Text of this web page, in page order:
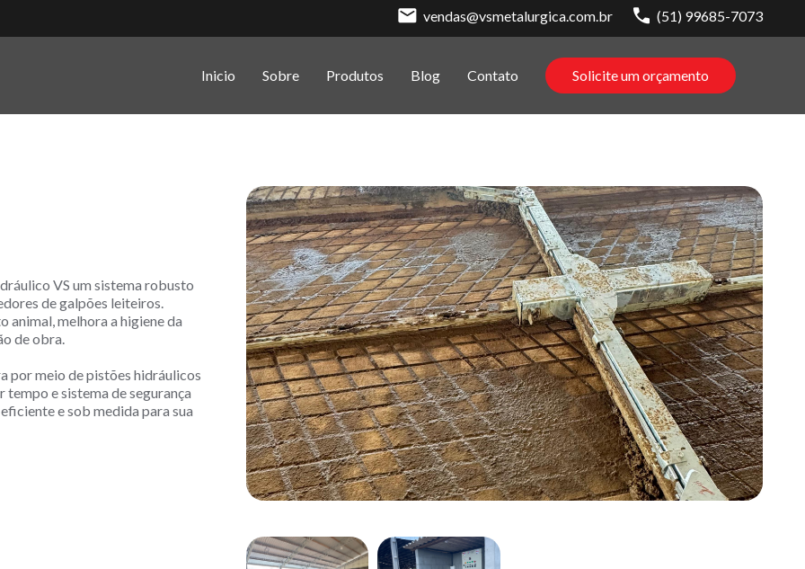
vendas@vsmetalurgica.com.br (51) 99685-7073
Inicio Sobre Produtos Blog Contato Solicite um orçamento
VS um sistema robusto
de galpões leiteiros.
melhora a higiene da
de obra.
por meio de pistões hidráulicos
e sistema de segurança
e sob medida para sua